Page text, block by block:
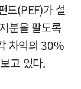
드(PEF)가 설
분을 팔도록
차익의 30%
고 있다.